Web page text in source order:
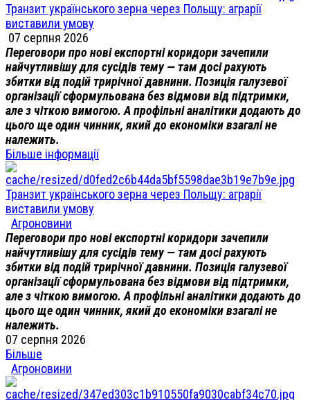
Транзит українського зерна через Польщу: аграрії
виставили умову
07 серпня 2026
Переговори про нові експортні коридори зачепили
найчутливішу для сусідів тему — там досі рахують
збитки від подій трирічної давнини. Позиція галузевої
організації сформульована без відмови від підтримки,
але з чіткою вимогою. А профільні аналітики додають до
цього ще один чинник, який до економіки взагалі не
належить.
Більше інформації
Транзит українського зерна через Польщу: аграрії
виставили умову
Агроновини
Переговори про нові експортні коридори зачепили
найчутливішу для сусідів тему — там досі рахують
збитки від подій трирічної давнини. Позиція галузевої
організації сформульована без відмови від підтримки,
але з чіткою вимогою. А профільні аналітики додають до
цього ще один чинник, який до економіки взагалі не
належить.
07 серпня 2026
Більше
Агроновини